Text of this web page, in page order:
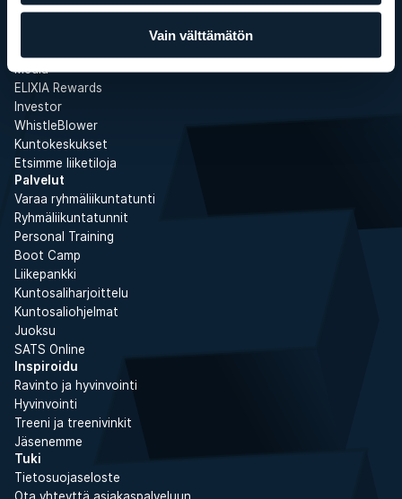
Vain välttämätön
Tämä on SATS Group
ELIXIA YRITYSPALVELUT
Media
ELIXIA Rewards
Investor
WhistleBlower
Kuntokeskukset
Etsimme liiketiloja
Palvelut
Varaa ryhmäliikuntatunti
Ryhmäliikuntatunnit
Personal Training
Boot Camp
Liikepankki
Kuntosaliharjoittelu
Kuntosaliohjelmat
Juoksu
SATS Online
Inspiroidu
Ravinto ja hyvinvointi
Hyvinvointi
Treeni ja treenivinkit
Jäsenemme
Tuki
Tietosuojaseloste